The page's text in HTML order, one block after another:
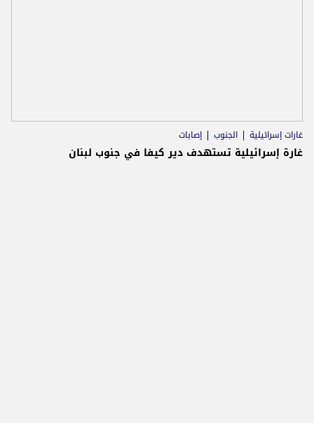
غارات إسرائيلية الجنوب إصابات
غارة إسرائيلية تستهدف دير كيفا في جنوب لبنان